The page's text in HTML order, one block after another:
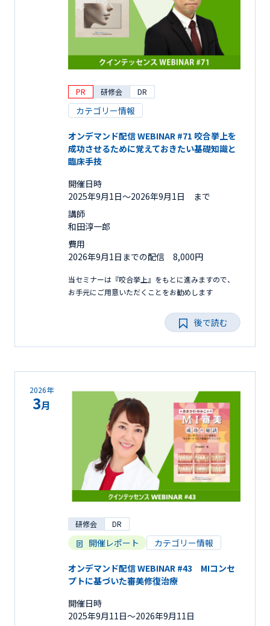
PR 研修会 DR
カテゴリー情報
オンデマンド配信 WEBINAR #71 咬合挙上を
成功させるために覚えておきたい基礎知識と
臨床手技
開催日時
2025年9月1日〜2026年9月1日 まで
講師
和田淳一郎
費用
2026年9月1日までの配信 8,000円
当セミナーは『咬合挙上』をもとに進みますので、
お手元にご用意いただくことをお勧めします
後で読む
2026年
3月
研修会 DR
開催レポート カテゴリー情報
オンデマンド配信 WEBINAR #43 MIコンセ
プトに基づいた審美修復治療
開催日時
2025年9月11日〜2026年9月11日